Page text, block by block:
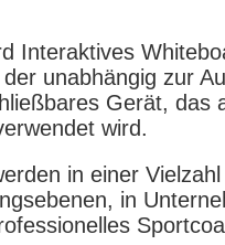
Interaktives
unabhängig zur
Gerät, das
wird.
in einer
in